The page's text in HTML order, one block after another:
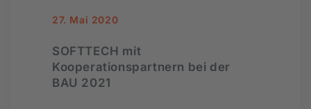
27. Mai 2020
SOFTTECH mit
Kooperationspartnern bei der
BAU 2021